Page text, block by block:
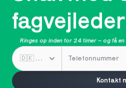
fagvejleder
Ringes op inden for 24 timer – og få en
Kontakt